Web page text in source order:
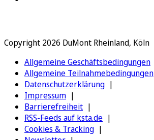
Copyright 2026 DuMont Rheinland, Köln
Allgemeine Geschäftsbedingungen
Allgemeine Teilnahmebedingungen
Datenschutzerklärung
Impressum
Barrierefreiheit
RSS-Feeds auf ksta.de
Cookies & Tracking